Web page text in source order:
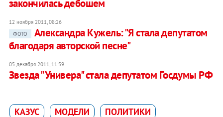
закончилась дебошем
12 ноября 2011, 08:26
ФОТО
Александра Кужель: "Я стала депутатом
благодаря авторской песне"
05 декабря 2011, 11:59
Звезда "Универа" стала депутатом Госдумы РФ
КАЗУС МОДЕЛИ ПОЛИТИКИ